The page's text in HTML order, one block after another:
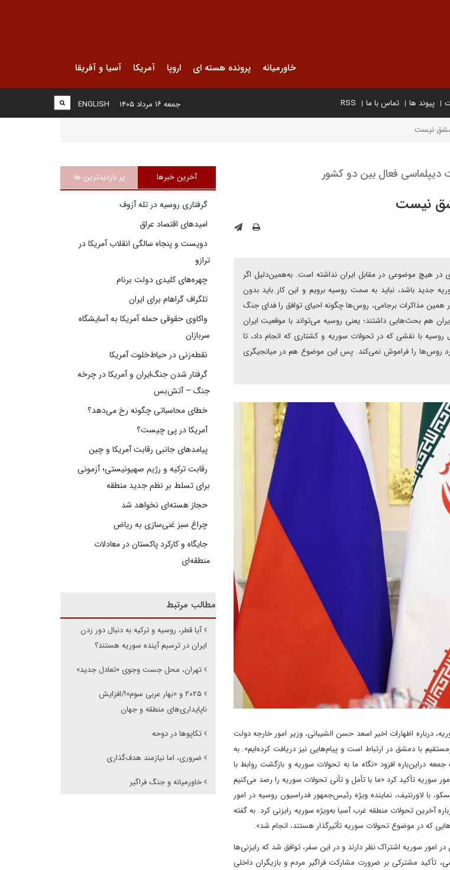
خاورمیانه پرونده هسته ای اروپا آمریکا آسیا و آفریقا
پیوند ها تماس با ما RSS
ENGLISH جمعه ۱۶ مرداد ۱۴۰۵
نیست
دیپلماسی فعال بین دو کشور
نیست
هیچ موضوعی در مقابل ایران نداشته است. به‌همین‌دلیل اگر
جدید باشد، نباید به سمت روسیه برویم و این کار باید بدون
مذاکرات برجامی، روس‌ها چگونه احیای توافق را فدای جنگ
هم بحث‌هایی داشتند؛ یعنی روسیه می‌تواند با موقعیت ایران
با نقشی که در تحولات سوریه و کشتاری که انجام داد، تا
روس‌ها را فراموش نمی‌کند. پس این موضوع هم در میانجیگری
درباره اظهارات اخیر اسعد حسن الشیبانی، وزیر امور خارجه دولت
با دمشق در ارتباط است و پیام‌هایی نیز دریافت کرده‌ایم». به
در‌این‌باره افزود «نگاه ما به تحولات سوریه و بازگشت روابط با
سوریه تأکید کرد «ما با تأمل و تأنی تحولات سوریه را رصد می‌کنیم
لاورنتیف، نماینده ویژه رئیس‌جمهور فدراسیون روسیه در امور
آخرین تحولات منطقه غرب آسیا به‌ویژه سوریه رایزنی کرد. به گفته
که در موضوع تحولات سوریه تأثیرگذار هستند، انجام شد».
سوریه اشتراک نظر دارند و در این سفر، توافق شد که رایزنی‌ها
تأکید مشترکی بر ضرورت مشارکت فراگیر مردم و بازیگران داخلی
آخرین خبرها پر بازدیدترین ها
گرفتاری روسیه در تله آزوف
امیدهای اقتصاد عراق
دویست و پنجاه سالگی انقلاب آمریکا در
ترازو
چهره‌های کلیدی دولت برنام
تلگراف گراهام برای ایران
واکاوی حقوقی حمله آمریکا به آسایشگاه
سربازان
نقطه‌زنی در حیاط‌خلوت آمریکا
گرفتار شدن جنگ‌ایران و آمریکا در چرخه
جنگ – آتش‌بس
خطای محاسباتی چگونه رخ می‌دهد؟
آمریکا در پی چیست؟
پیامدهای جانبی رقابت آمریکا و چین
رقابت ترکیه و رژیم صهیونیستی؛ آزمونی
برای تسلط بر نظم جدید منطقه
حجاز هسته‌ای نخواهد شد
چراغ سبز غنی‌سازی به ریاض
جایگاه و کارکرد پاکستان در معادلات
منطقه‌ای
مطالب مرتبط
آیا قطر، روسیه و ترکیه به دنبال دور زدن
ایران در ترسیم آینده سوریه هستند؟
تهران، محل جست وجوی «تعادل جدید»
۲۰۲۵ و «بهار عربی سوم»!/افزایش
ناپایداری‌های منطقه و جهان
تکاپوها در دوحه
ضروری، اما نیازمند هدف‌گذاری
خاورمیانه و جنگ فراگیر